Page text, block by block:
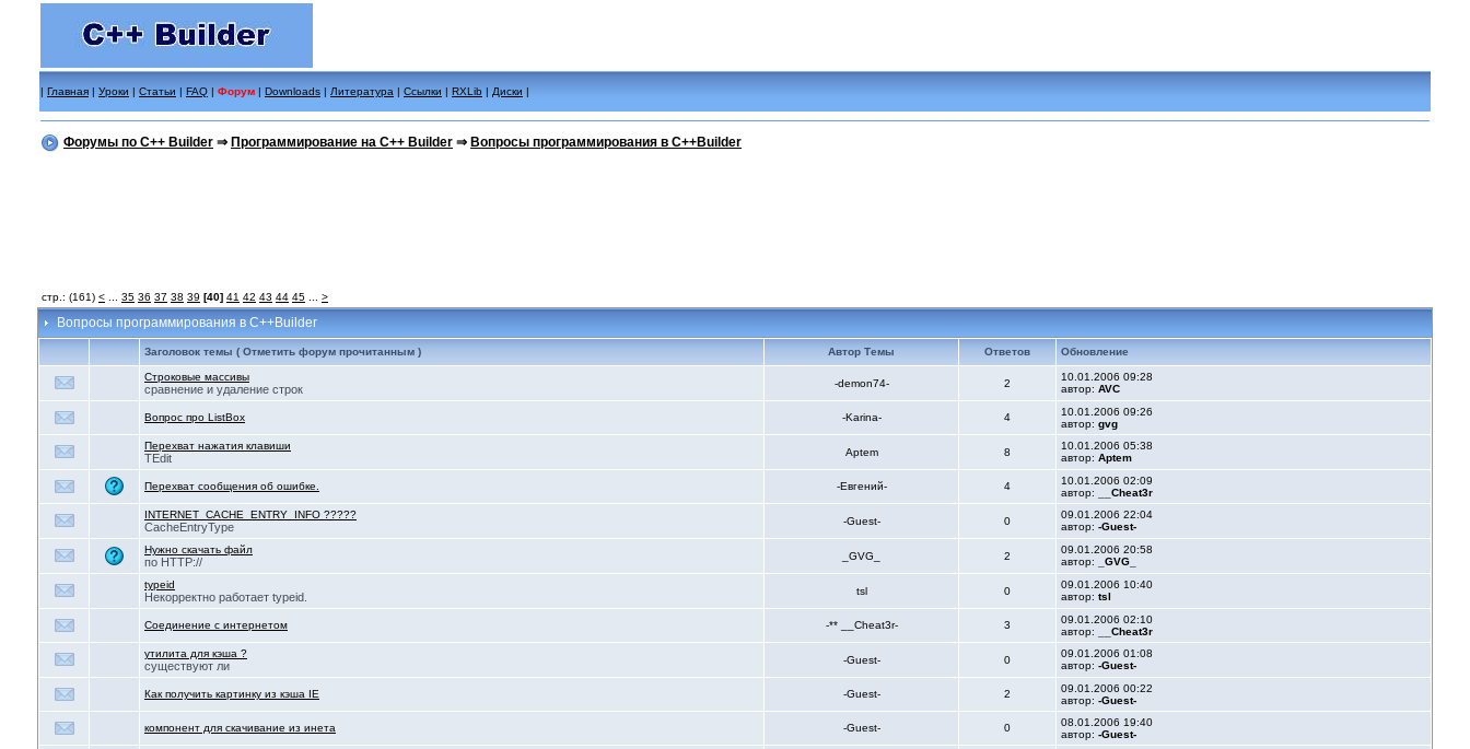
| Главная | Уроки | Статьи | FAQ | Форум | Downloads | Литература | Ссылки | RXLib | Диски |
Форумы по C++ Builder ⇒ Программирование на C++ Builder ⇒ Вопросы программирования в C++Builder
стр.: (161) < 35 36 37 38 39 [40] 41 42 43 44 45 >
Вопросы программирования в C++Builder
Заголовок темы ( Отметить форум прочитанным ) Автор Темы Ответов Обновление
Строковые массивы
сравнение и удаление строк -demon74- 2
10.01.2006 09:28
автор: AVC
Вопрос про ListBox -Karina- 4
10.01.2006 09:26
автор: gvg
Перехват нажатия клавиши
TEdit Aptem 8
10.01.2006 05:38
автор: Aptem
Перехват сообщения об ошибке. -Евгений- 4
10.01.2006 02:09
автор:
__Cheat3r
INTERNET_CACHE_ENTRY_INFO ?????
CacheEntryType -Guest- 0
09.01.2006 22:04
автор: -Guest-
Нужно скачать файл
по HTTP:// _GVG_ 2
09.01.2006 20:58
автор:
_GVG_
typeid
Некорректно работает typeid. tsl 0
09.01.2006 10:40
автор: tsl
Соединение с интернетом -** __Cheat3r- 3
09.01.2006 02:10
автор:
__Cheat3r
утилита для кэша ?
существуют ли -Guest- 0
09.01.2006 01:08
автор: -Guest-
Как получить картинку из кэша IE -Guest- 2
09.01.2006 00:22
автор: -Guest-
компонент для скачивание из инета -Guest- 0
08.01.2006 19:40
автор: -Guest-